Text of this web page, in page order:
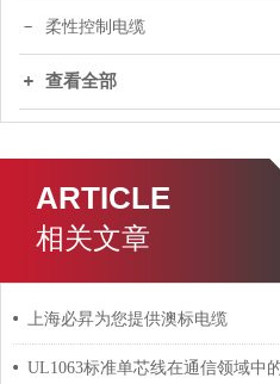
柔性控制电缆
查看全部
ARTICLE
相关文章
上海必昇为您提供澳标电缆